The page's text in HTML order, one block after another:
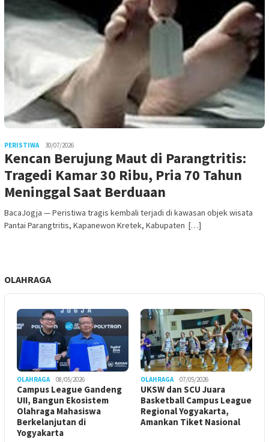
PERISTIWA 30/07/2026
Kencan Berujung Maut di Parangtritis:
Tragedi Kamar 30 Ribu, Pria 70 Tahun
Meninggal Saat Berduaan
BacaJogja — Peristiwa tragis kembali terjadi di kawasan objek wisata
Pantai Parangtritis, Kapanewon Kretek, Kabupaten […]
OLAHRAGA
OLAHRAGA 08/05/2026
Campus League Gandeng
UII, Bangun Ekosistem
Olahraga Mahasiswa
Berkelanjutan di
Yogyakarta
OLAHRAGA 07/05/2026
UKSW dan SCU Juara
Basketball Campus League
Regional Yogyakarta,
Amankan Tiket Nasional